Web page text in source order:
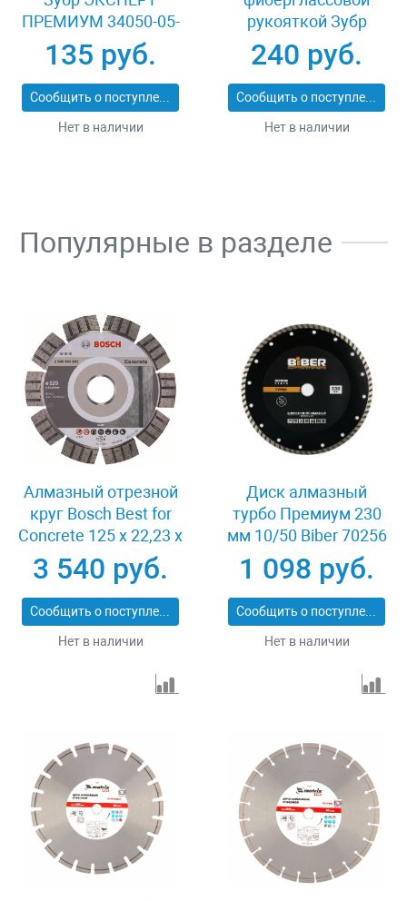
ПРЕМИУМ 34050-05-
25_z01
135 руб.
Сообщить о поступлении
Нет в наличии
рукояткой Зубр
ЭКСПЕРТ 2053-
60_z01
240 руб.
Сообщить о поступлении
Нет в наличии
Популярные в разделе
Алмазный отрезной
круг Bosch Best for
Concrete 125 x 22,23 x
2,2 x 12 mm
3 540 руб.
Сообщить о поступлении
Нет в наличии
Диск алмазный
турбо Премиум 230
мм 10/50 Biber 70256
1 098 руб.
Сообщить о поступлении
Нет в наличии